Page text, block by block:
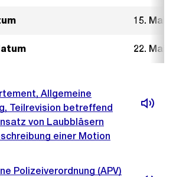
15. Mai
22. Mai
Allgemeine
Teilrevision betreffend
von Laubbläsern
einer Motion
Polizeiverordnung (APV)